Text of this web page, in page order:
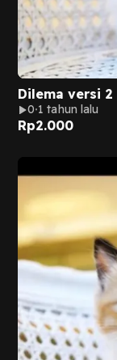
Dilema versi 2
0 1 tahun lalu
Rp2.000